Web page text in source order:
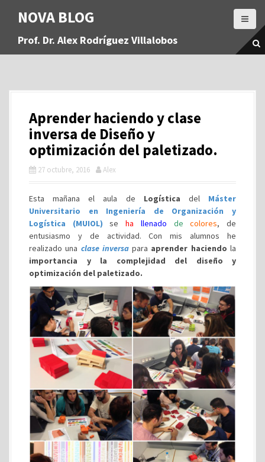
a
NOVA BLOG
Prof. Dr. Alex Rodríguez Villalobos
Aprender haciendo y clase
inversa de Diseño y
optimización del paletizado.
27 octubre, 2016 Alex
Esta mañana el aula de Logística del Máster
Universitario en Ingeniería de Organización y
Logística (MUIOL) seha llenado de colores, de
entusiasmo y de actividad. Con mis alumnos he
realizado una clase inversapara aprender haciendo la
importancia y la complejidad del diseño y
optimización del paletizado.